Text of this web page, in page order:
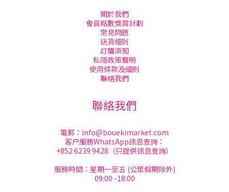
關於我們
會員點數獎賞計劃
常見問題
送貨細則
訂購須知
私隱政策聲明
使用條款及細則
聯絡我們
聯絡我們
電郵： info@bouekimarket.com
客户服務WhatsApp訊息查詢：
+852 6239 9428（只提供訊息查詢）
服務時間：星期一至五 (公眾假期除外)
09:00 -18:00